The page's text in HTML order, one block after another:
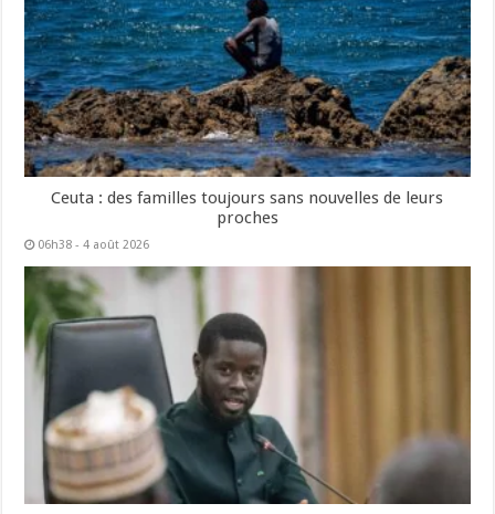
Ceuta : des familles toujours sans nouvelles de leurs
proches
06h38 - 4 août 2026